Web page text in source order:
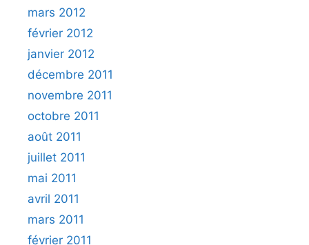
mars 2012
février 2012
janvier 2012
décembre 2011
novembre 2011
octobre 2011
août 2011
juillet 2011
mai 2011
avril 2011
mars 2011
février 2011